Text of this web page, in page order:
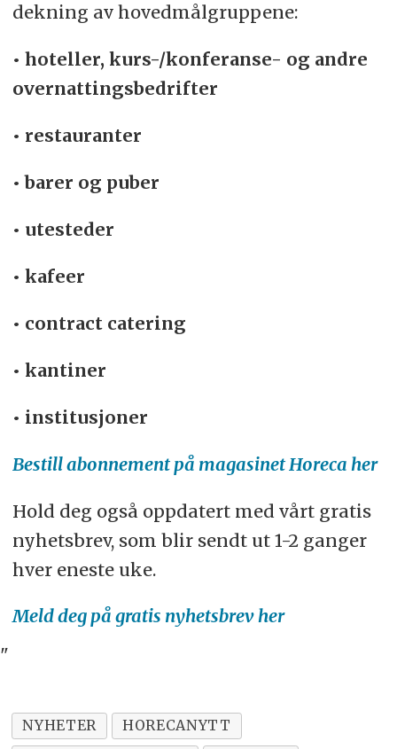
dekning av hovedmålgruppene:
• hoteller, kurs-/konferanse- og andre
overnattingsbedrifter
• restauranter
• barer og puber
• utesteder
• kafeer
• contract catering
• kantiner
• institusjoner
Bestill abonnement på magasinet Horeca her
Hold deg også oppdatert med vårt gratis
nyhetsbrev, som blir sendt ut 1-2 ganger
hver eneste uke.
Meld deg på gratis nyhetsbrev her
"
NYHETER HORECANYTT